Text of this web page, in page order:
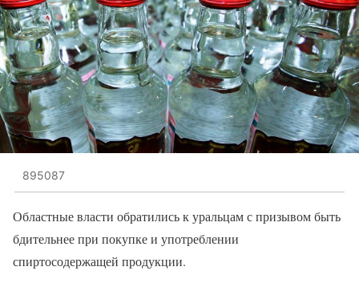
895087
Областные власти обратились к уральцам с призывом быть
бдительнее при покупке и употреблении
спиртосодержащей продукции.